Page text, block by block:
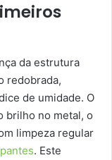
da estrutura
redobrada,
de umidade. O
brilho no metal, o
limpeza regular
. Este